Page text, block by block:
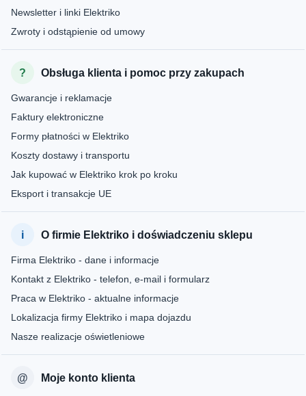
Newsletter i linki Elektriko
Zwroty i odstąpienie od umowy
Obsługa klienta i pomoc przy zakupach
Gwarancje i reklamacje
Faktury elektroniczne
Formy płatności w Elektriko
Koszty dostawy i transportu
Jak kupować w Elektriko krok po kroku
Eksport i transakcje UE
O firmie Elektriko i doświadczeniu sklepu
Firma Elektriko - dane i informacje
Kontakt z Elektriko - telefon, e-mail i formularz
Praca w Elektriko - aktualne informacje
Lokalizacja firmy Elektriko i mapa dojazdu
Nasze realizacje oświetleniowe
Moje konto klienta